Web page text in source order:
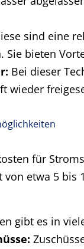
sind eine
Sie bieten
Bei dieser
wieder
für
von etwa 5 bis
gibt es in